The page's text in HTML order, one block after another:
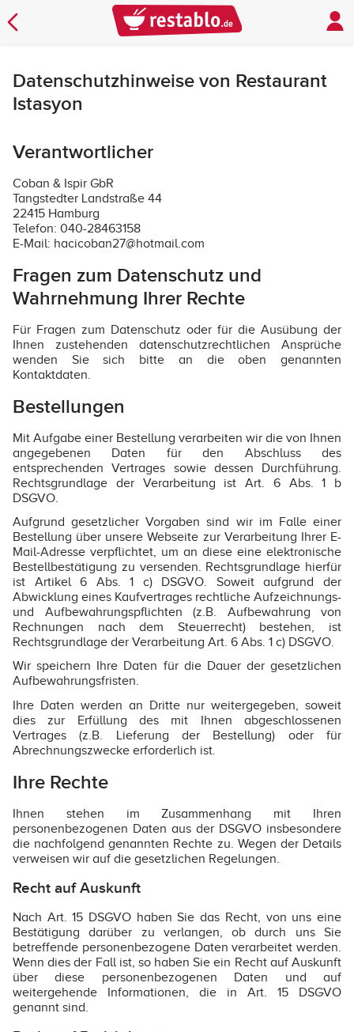
Datenschutzhinweise von Restaurant
Istasyon
Verantwortlicher
Coban & Ispir GbR
Tangstedter Landstraße 44
22415 Hamburg
Telefon: 040-28463158
E-Mail: hacicoban27@hotmail.com
Fragen zum Datenschutz und
Wahrnehmung Ihrer Rechte
Für Fragen zum Datenschutz oder für die Ausübung der
Ihnen zustehenden datenschutzrechtlichen Ansprüche
wenden Sie sich bitte an die oben genannten
Kontaktdaten.
Bestellungen
Mit Aufgabe einer Bestellung verarbeiten wir die von Ihnen
angegebenen Daten für den Abschluss des
entsprechenden Vertrages sowie dessen Durchführung.
Rechtsgrundlage der Verarbeitung ist Art. 6 Abs. 1 b
DSGVO.
Aufgrund gesetzlicher Vorgaben sind wir im Falle einer
Bestellung über unsere Webseite zur Verarbeitung Ihrer E-
Mail-Adresse verpflichtet, um an diese eine elektronische
Bestellbestätigung zu versenden. Rechtsgrundlage hierfür
ist Artikel 6 Abs. 1 c) DSGVO. Soweit aufgrund der
Abwicklung eines Kaufvertrages rechtliche Aufzeichnungs-
und Aufbewahrungspflichten (z.B. Aufbewahrung von
Rechnungen nach dem Steuerrecht) bestehen, ist
Rechtsgrundlage der Verarbeitung Art. 6 Abs. 1 c) DSGVO.
Wir speichern Ihre Daten für die Dauer der gesetzlichen
Aufbewahrungsfristen.
Ihre Daten werden an Dritte nur weitergegeben, soweit
dies zur Erfüllung des mit Ihnen abgeschlossenen
Vertrages (z.B. Lieferung der Bestellung) oder für
Abrechnungszwecke erforderlich ist.
Ihre Rechte
Ihnen stehen im Zusammenhang mit Ihren
personenbezogenen Daten aus der DSGVO insbesondere
die nachfolgend genannten Rechte zu. Wegen der Details
verweisen wir auf die gesetzlichen Regelungen.
Recht auf Auskunft
Nach Art. 15 DSGVO haben Sie das Recht, von uns eine
Bestätigung darüber zu verlangen, ob durch uns Sie
betreffende personenbezogene Daten verarbeitet werden.
Wenn dies der Fall ist, so haben Sie ein Recht auf Auskunft
über diese personenbezogenen Daten und auf
weitergehende Informationen, die in Art. 15 DSGVO
genannt sind.